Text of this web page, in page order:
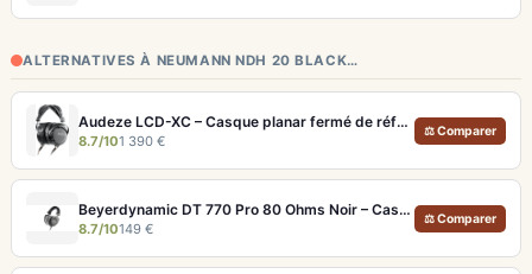
ALTERNATIVES À NEUMANN NDH 20 BLACK…
Audeze LCD-XC – Casque planar fermé de référence pour studio et audiophile
8.7/101 390 €
⚖ Comparer
Beyerdynamic DT 770 Pro 80 Ohms Noir – Casque studio fermé pour monitoring précis
8.7/10149 €
⚖ Comparer